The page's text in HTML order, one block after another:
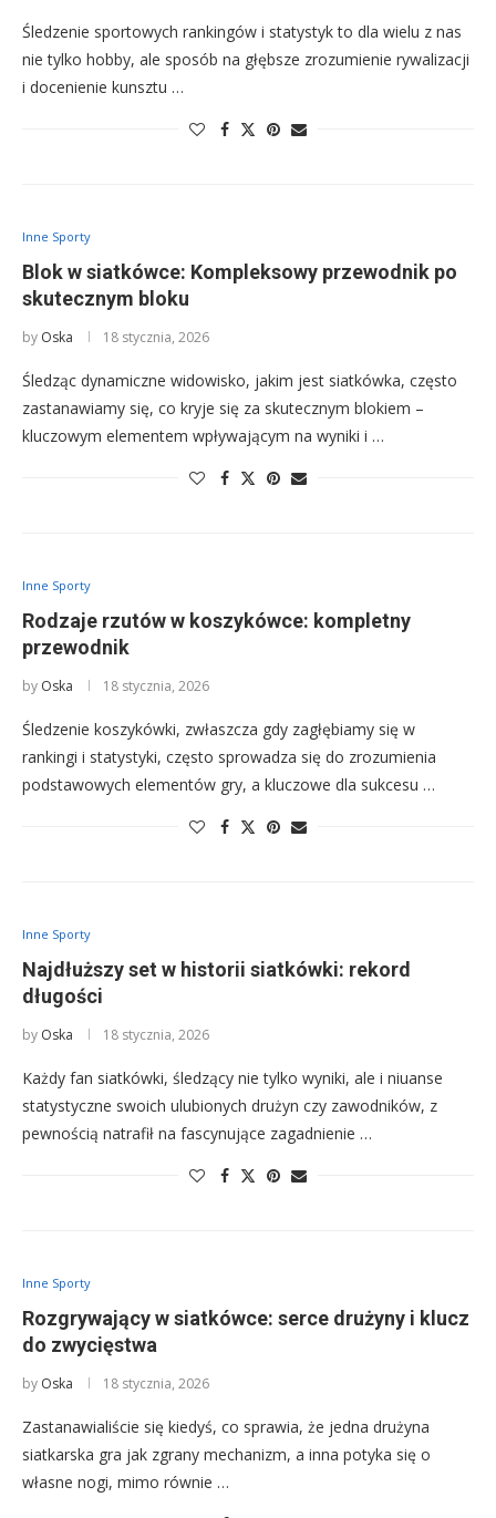
Śledzenie sportowych rankingów i statystyk to dla wielu z nas
nie tylko hobby, ale sposób na głębsze zrozumienie rywalizacji
i docenienie kunsztu …
Inne Sporty
Blok w siatkówce: Kompleksowy przewodnik po
skutecznym bloku
by Oska 18 stycznia, 2026
Śledząc dynamiczne widowisko, jakim jest siatkówka, często
zastanawiamy się, co kryje się za skutecznym blokiem –
kluczowym elementem wpływającym na wyniki i …
Inne Sporty
Rodzaje rzutów w koszykówce: kompletny
przewodnik
by Oska 18 stycznia, 2026
Śledzenie koszykówki, zwłaszcza gdy zagłębiamy się w
rankingi i statystyki, często sprowadza się do zrozumienia
podstawowych elementów gry, a kluczowe dla sukcesu …
Inne Sporty
Najdłuższy set w historii siatkówki: rekord
długości
by Oska 18 stycznia, 2026
Każdy fan siatkówki, śledzący nie tylko wyniki, ale i niuanse
statystyczne swoich ulubionych drużyn czy zawodników, z
pewnością natrafił na fascynujące zagadnienie …
Inne Sporty
Rozgrywający w siatkówce: serce drużyny i klucz
do zwycięstwa
by Oska 18 stycznia, 2026
Zastanawialiście się kiedyś, co sprawia, że jedna drużyna
siatkarska gra jak zgrany mechanizm, a inna potyka się o
własne nogi, mimo równie …